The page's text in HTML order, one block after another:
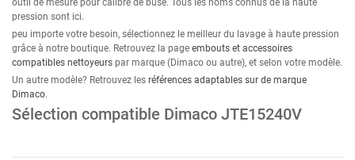
outil de mesure pour calibre de buse. Tous les noms connus de la haute
pression sont ici.
peu importe votre besoin, sélectionnez le meilleur du lavage à haute pression
grâce à notre boutique. Retrouvez la page embouts et accessoires
compatibles nettoyeurs par marque (Dimaco ou autre), et selon votre modèle.
Un autre modèle? Retrouvez les références adaptables sur de marque
Dimaco.
Sélection compatible Dimaco JTE15240V